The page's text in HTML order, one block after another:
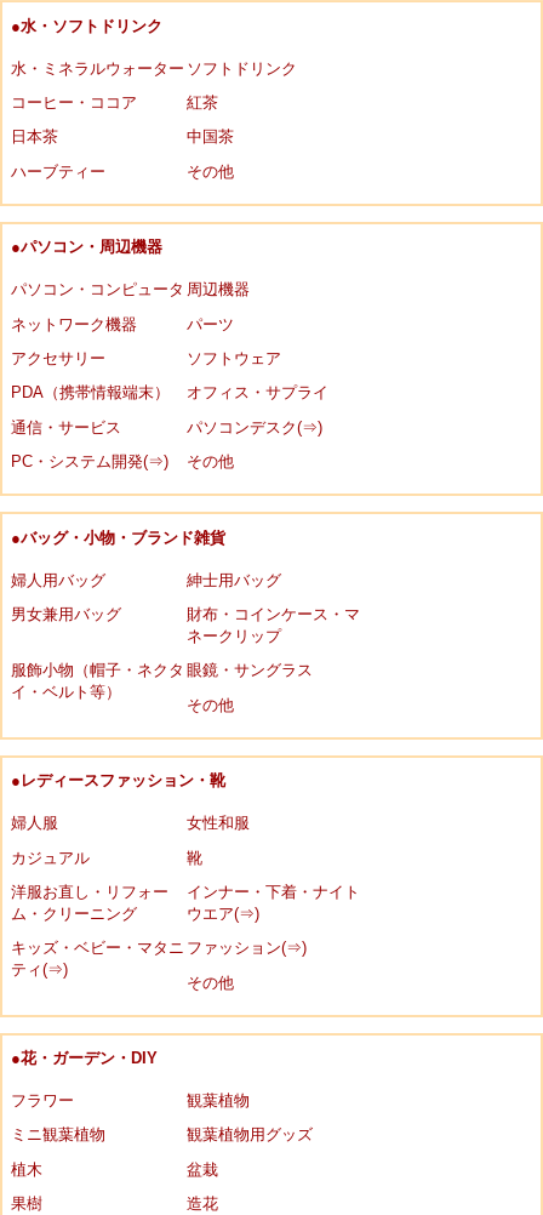
●水・ソフトドリンク
水・ミネラルウォーター ソフトドリンク
コーヒー・ココア
紅茶
日本茶
中国茶
ハーブティー
その他
●パソコン・周辺機器
パソコン・コンピュータ 周辺機器
ネットワーク機器
パーツ
アクセサリー
ソフトウェア
PDA（携帯情報端末）
オフィス・サプライ
通信・サービス
パソコンデスク(⇒)
PC・システム開発(⇒)
その他
●バッグ・小物・ブランド雑貨
婦人用バッグ
紳士用バッグ
男女兼用バッグ
財布・コインケース・マ
ネークリップ
服飾小物（帽子・ネクタ
イ・ベルト等）
眼鏡・サングラス
その他
●レディースファッション・靴
婦人服
女性和服
カジュアル
靴
洋服お直し・リフォー
ム・クリーニング
インナー・下着・ナイト
ウエア(⇒)
キッズ・ベビー・マタニ
ティ(⇒)
ファッション(⇒)
その他
●花・ガーデン・DIY
フラワー
観葉植物
ミニ観葉植物
観葉植物用グッズ
植木
盆栽
果樹
造花